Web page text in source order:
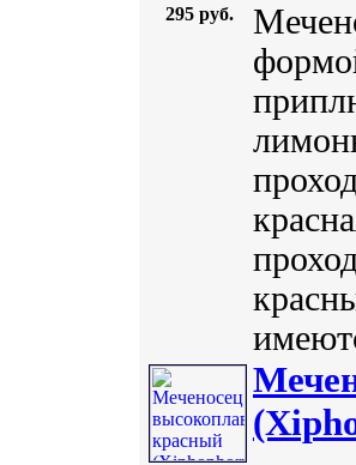
295 руб.